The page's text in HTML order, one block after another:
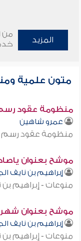
المزيد
من
متون علمية
منظومة عقود
عمرو شاهين
منظومة عقود رسم
موشح بعنوان
إبراهيم بن نايف
منوعات - إبراهيم بن
موشح بعنوان شهر
إبراهيم بن نايف
منوعات - إبراهيم بن